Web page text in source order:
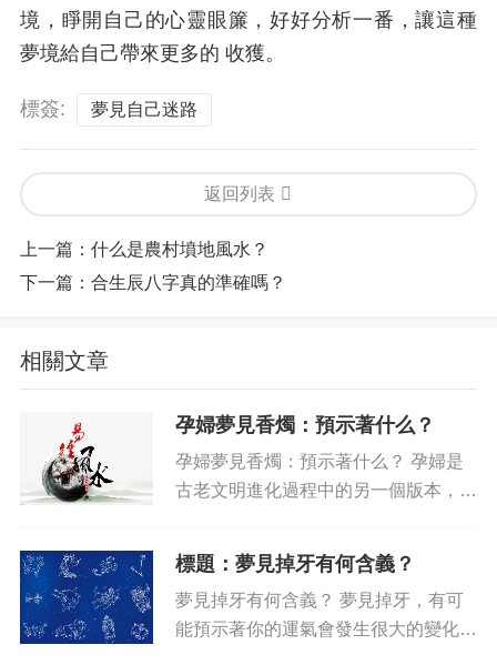
境，睜開自己的心靈眼簾，好好分析一番，讓這種
夢境給自己帶來更多的 收獲。
標簽: 夢見自己迷路
返回列表
上一篇： 什么是農村墳地風水？
下一篇： 合生辰八字真的準確嗎？
相關文章
孕婦夢見香燭：預示著什么？
孕婦夢見香燭：預示著什么？ 孕婦是
古老文明進化過程中的另一個版本，表
上的另一個層面。據報道，孕婦們都有
過夢見香燭的經歷，事實上，這...
標題：夢見掉牙有何含義？
夢見掉牙有何含義？ 夢見掉牙，有可
能預示著你的運氣會發生很大的變化，